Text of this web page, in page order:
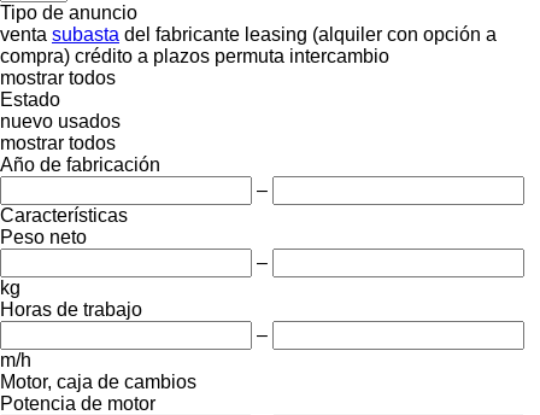
Tipo de anuncio
venta subasta del fabricante leasing (alquiler con opción a
compra) crédito a plazos permuta intercambio
mostrar todos
Estado
nuevo usados
mostrar todos
Año de fabricación
–
Características
Peso neto
–
kg
Horas de trabajo
–
m/h
Motor, caja de cambios
Potencia de motor